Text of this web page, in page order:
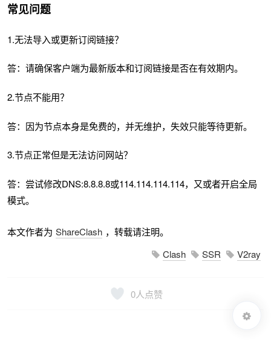
常见问题
1.无法导入或更新订阅链接？
答：请确保客户端为最新版本和订阅链接是否在有效期内。
2.节点不能用？
答：因为节点本身是免费的，并无维护，失效只能等待更新。
3.节点正常但是无法访问网站？
答：尝试修改DNS:8.8.8.8或114.114.114.114，又或者开启全局
模式。
本文作者为 ShareClash ，转载请注明。
Clash
SSR V2ray
0人点赞